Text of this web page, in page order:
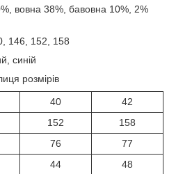
вовна 38%, бавовна 10%, 2%
146, 152, 158
синій
розмірів
40
42
152
158
76
77
44
48